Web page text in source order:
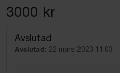
3000 kr
Avslutad
Avslutad: 22 mars 2023 11:03